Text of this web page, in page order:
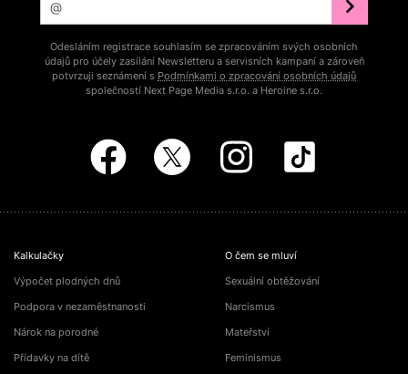
Odesláním registrace souhlasím se zpracováním svých osobních
údajů pro účely zasílání Newsletteru a servisních kampaní a zároveň
potvrzuji seznámení s Podmínkami o zpracování osobních údajů
společností Next Page Media s.r.o. a Heroine s.r.o.
Kalkulačky
Výpočet plodných dnů
Podpora v nezaměstnanosti
Nárok na porodné
Přídavky na dítě
O čem se mluví
Sexuální obtěžování
Narcismus
Mateřství
Feminismus